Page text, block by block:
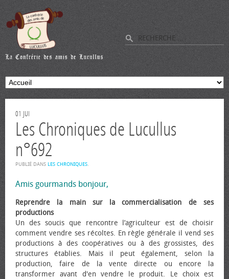
01 JUI
Les Chroniques de Lucullus
n°692
PUBLIÉ DANS LES CHRONIQUES.
Amis gourmands bonjour,
Reprendre la main sur la commercialisation de ses
productions
Un des soucis que rencontre l’agriculteur est de choisir
comment vendre ses récoltes. En règle générale il vend ses
productions à des coopératives ou à des grossistes, des
structures établies. Mais il peut également, selon la
production, faire de la vente directe ou encore la
transformer avant d'en vendre le produit. Le choix est